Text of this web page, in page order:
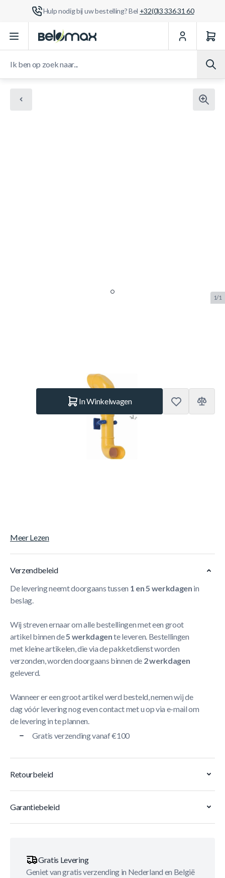
Hulp nodig bij uw bestelling? Bel +32(0)3 336 31 60
Ga naar de inhoud
1/1
In Winkelwagen
Meer Lezen
Verzendbeleid
De levering neemt doorgaans tussen 1 en 5 werkdagen in
beslag.
Wij streven ernaar om alle bestellingen met een groot
artikel binnen de5 werkdagente leveren. Bestellingen
met kleine artikelen, die via de pakketdienst worden
verzonden, worden doorgaans binnen de 2 werkdagen
geleverd.
Wanneer er een groot artikel werd besteld, nemen wij de
dag vóór levering nog even contact met u op via e-mail om
de levering in te plannen.
Gratis verzending vanaf €100
Retourbeleid
Garantiebeleid
Gratis Levering
Geniet van gratis verzending in Nederland en België